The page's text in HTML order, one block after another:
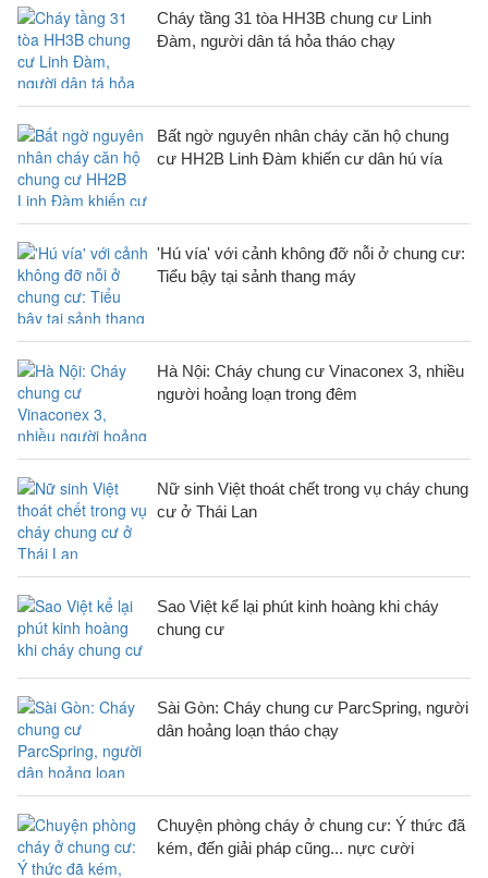
Cháy tầng 31 tòa HH3B chung cư Linh
Đàm, người dân tá hỏa tháo chạy
Bất ngờ nguyên nhân cháy căn hộ chung
cư HH2B Linh Đàm khiến cư dân hú vía
'Hú vía' với cảnh không đỡ nỗi ở chung cư:
Tiểu bậy tại sảnh thang máy
Hà Nội: Cháy chung cư Vinaconex 3, nhiều
người hoảng loạn trong đêm
Nữ sinh Việt thoát chết trong vụ cháy chung
cư ở Thái Lan
Sao Việt kể lại phút kinh hoàng khi cháy
chung cư
Sài Gòn: Cháy chung cư ParcSpring, người
dân hoảng loạn tháo chạy
Chuyện phòng cháy ở chung cư: Ý thức đã
kém, đến giải pháp cũng... nực cười